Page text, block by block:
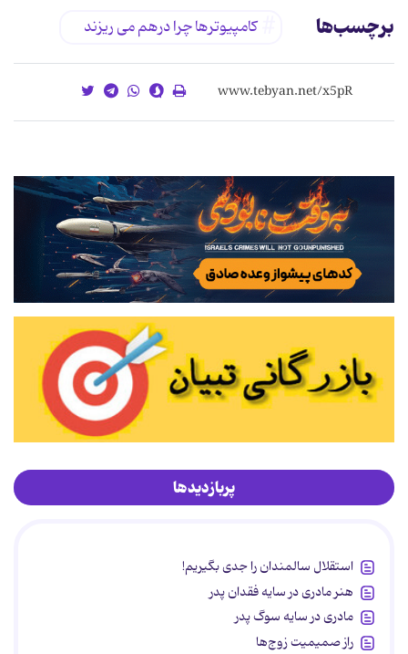
برچسب‌ها كامپیوترها چرا درهم مى ریزند
پربازدیدها
استقلال سالمندان را جدی بگیریم!
هنر مادری در سایه‌ فقدان پدر
مادری در سایه سوگ پدر
راز صمیمیت زوج‌ها